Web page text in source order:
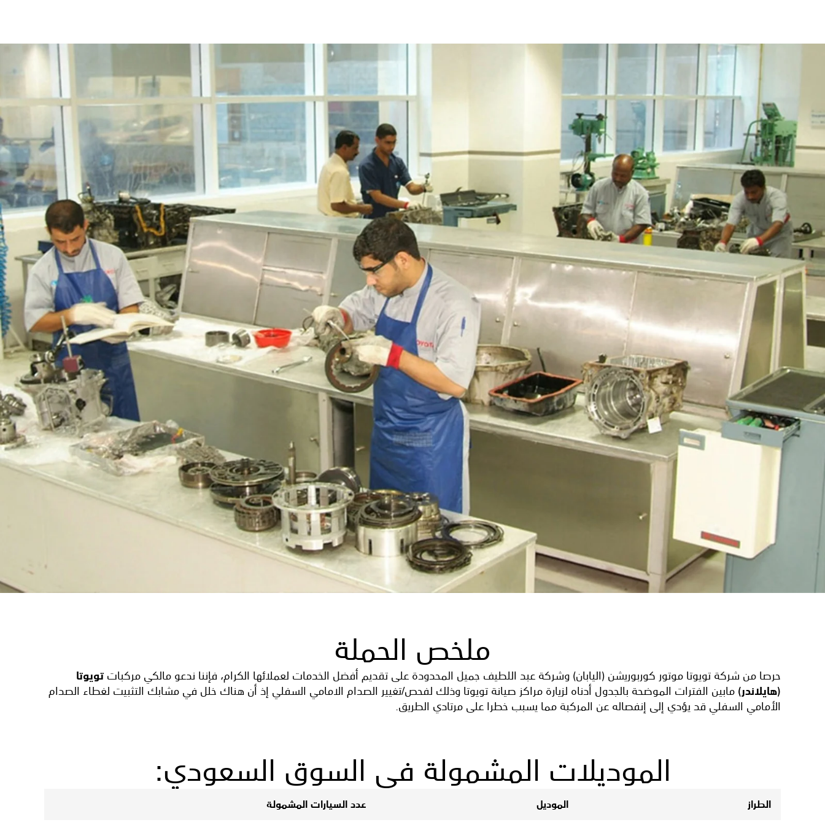
ملخص الحملة
حرصا من شركة تويوتا موتور كوربوريشن (اليابان) وشركة عبد اللطيف جميل المحدودة على تقديم أفضل الخدمات لعملائها الكرام، فإننا ندعو مالكي مركبات تويوتا
(هايلاندر) مابين الفترات الموضحة بالجدول أدناه لزيارة مراكز صيانة تويوتا وذلك لفحص/تغيير الصدام الامامي السفلي إذ أن هناك خلل في مشابك التثبيت لغطاء الصدام
الأمامي السفلي قد يؤدي إلى إنفصاله عن المركبة مما يسبب خطرا على مرتادي الطريق.
الموديلات المشمولة في السوق السعودي:
الطراز الموديل عدد السيارات المشمولة